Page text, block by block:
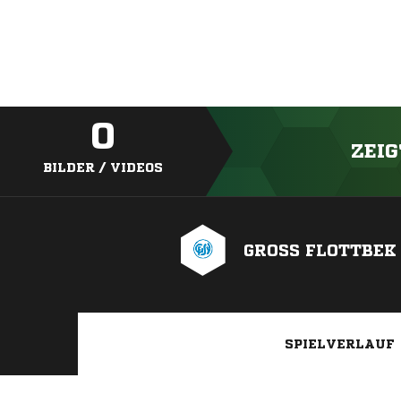
0
BILDER / VIDEOS
GROSS FLOTTBEK
SPIELVERLAUF